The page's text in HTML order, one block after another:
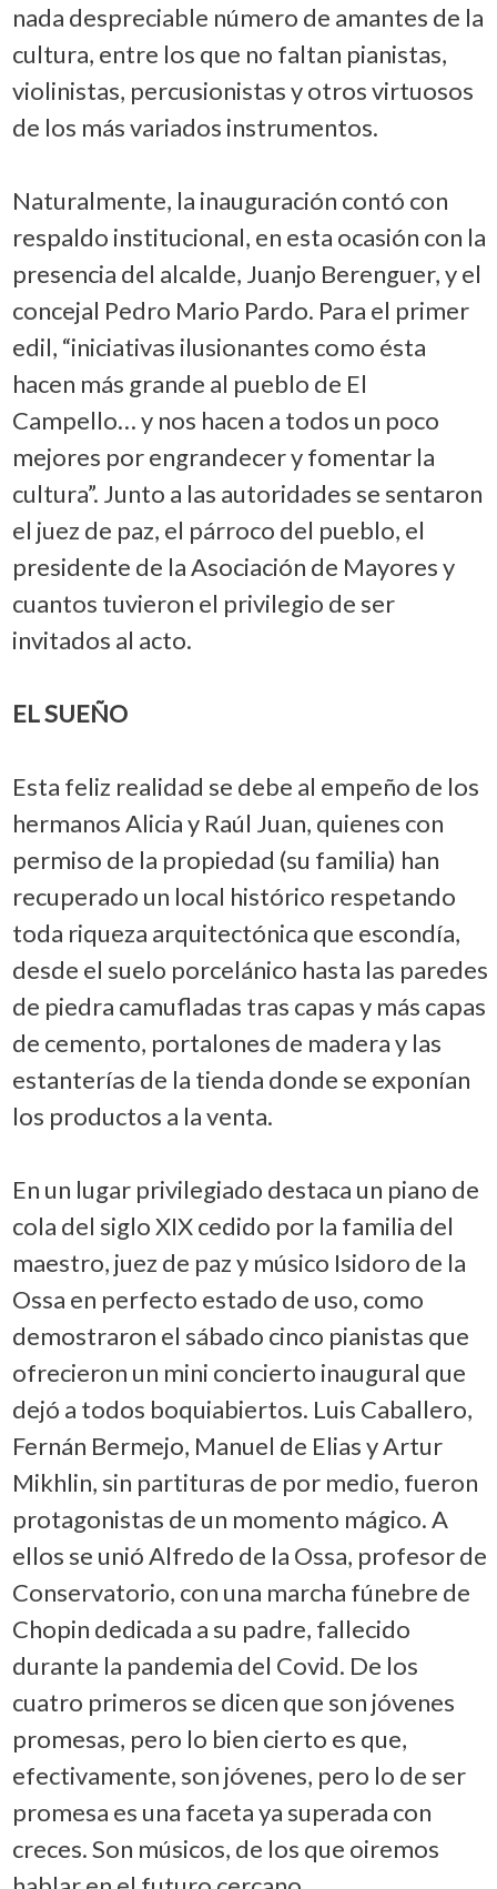
nada despreciable número de amantes de la
cultura, entre los que no faltan pianistas,
violinistas, percusionistas y otros virtuosos
de los más variados instrumentos.
Naturalmente, la inauguración contó con
respaldo institucional, en esta ocasión con la
presencia del alcalde, Juanjo Berenguer, y el
concejal Pedro Mario Pardo. Para el primer
edil, “iniciativas ilusionantes como ésta
hacen más grande al pueblo de El
Campello… y nos hacen a todos un poco
mejores por engrandecer y fomentar la
cultura”. Junto a las autoridades se sentaron
el juez de paz, el párroco del pueblo, el
presidente de la Asociación de Mayores y
cuantos tuvieron el privilegio de ser
invitados al acto.
EL SUEÑO
Esta feliz realidad se debe al empeño de los
hermanos Alicia y Raúl Juan, quienes con
permiso de la propiedad (su familia) han
recuperado un local histórico respetando
toda riqueza arquitectónica que escondía,
desde el suelo porcelánico hasta las paredes
de piedra camufladas tras capas y más capas
de cemento, portalones de madera y las
estanterías de la tienda donde se exponían
los productos a la venta.
En un lugar privilegiado destaca un piano de
cola del siglo XIX cedido por la familia del
maestro, juez de paz y músico Isidoro de la
Ossa en perfecto estado de uso, como
demostraron el sábado cinco pianistas que
ofrecieron un mini concierto inaugural que
dejó a todos boquiabiertos. Luis Caballero,
Fernán Bermejo, Manuel de Elias y Artur
Mikhlin, sin partituras de por medio, fueron
protagonistas de un momento mágico. A
ellos se unió Alfredo de la Ossa, profesor de
Conservatorio, con una marcha fúnebre de
Chopin dedicada a su padre, fallecido
durante la pandemia del Covid. De los
cuatro primeros se dicen que son jóvenes
promesas, pero lo bien cierto es que,
efectivamente, son jóvenes, pero lo de ser
promesa es una faceta ya superada con
creces. Son músicos, de los que oiremos